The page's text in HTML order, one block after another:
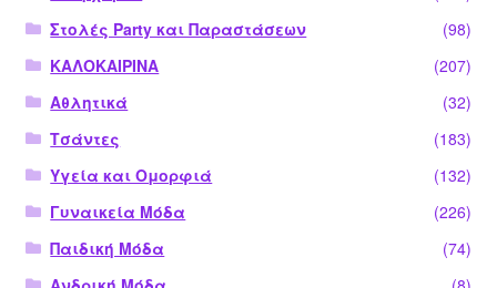
Στολές Party και Παραστάσεων
(98)
ΚΑΛΟΚΑΙΡΙΝΑ
(207)
Αθλητικά
(32)
Τσάντες
(183)
Υγεία και Ομορφιά
(132)
Γυναικεία Μόδα
(226)
Παιδική Μόδα
(74)